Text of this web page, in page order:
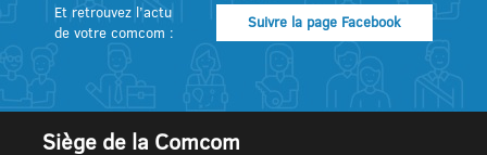
Et retrouvez l’actu
de votre comcom :
Suivre la page Facebook
Siège de la Comcom